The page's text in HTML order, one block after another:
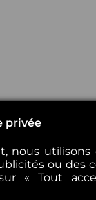
privée
nous
ou des
« Tout